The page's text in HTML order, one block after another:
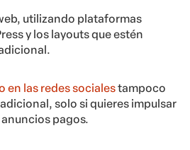
utilizando plataformas
y los layouts que estén
en las redes socialestampoco
solo si quieres impulsar
pagos.